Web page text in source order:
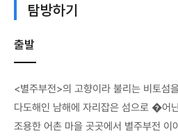
탐방하기
출발
<별주부전>의 고향이라 불리는 비토섬
다도해인 남해에 자리잡은 섬으로 �어
조용한 어촌 마을 곳곳에서 별주부전 이